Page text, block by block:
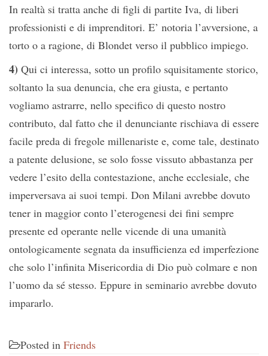
In realtà si tratta anche di figli di partite Iva, di liberi
professionisti e di imprenditori. E’ notoria l’avversione, a
torto o a ragione, di Blondet verso il pubblico impiego.
4) Qui ci interessa, sotto un profilo squisitamente storico,
soltanto la sua denuncia, che era giusta, e pertanto
vogliamo astrarre, nello specifico di questo nostro
contributo, dal fatto che il denunciante rischiava di essere
facile preda di fregole millenariste e, come tale, destinato
a patente delusione, se solo fosse vissuto abbastanza per
vedere l’esito della contestazione, anche ecclesiale, che
imperversava ai suoi tempi. Don Milani avrebbe dovuto
tener in maggior conto l’eterogenesi dei fini sempre
presente ed operante nelle vicende di una umanità
ontologicamente segnata da insufficienza ed imperfezione
che solo l’infinita Misericordia di Dio può colmare e non
l’uomo da sé stesso. Eppure in seminario avrebbe dovuto
impararlo.
Posted in Friends